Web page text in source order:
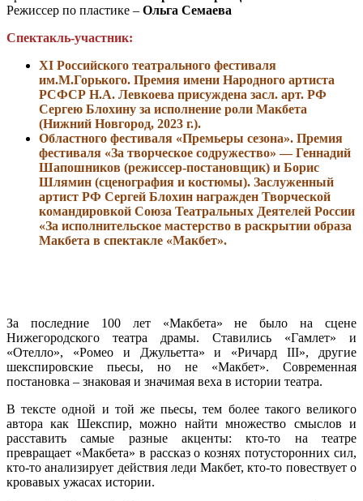
Режиссер по пластике – Ольга Семаева
Спектакль-участник:
ХI Российского театрального фестиваля
им.М.Горького. Премия имени Народного артиста
РСФСР Н.А. Левкоева присуждена засл. арт. РФ
Сергею Блохину за исполнение роли Макбета
(Нижний Новгород, 2023 г.).
Областного фестиваля «Премьеры сезона». Премия
фестиваля «За творческое содружество» — Геннадий
Шапошников (режиссер-постановщик) и Борис
Шлямин (сценография и костюмы). Заслуженный
артист РФ Сергей Блохин награжден Творческой
командировкой Союза Театральных Деятелей России
«За исполнительское мастерство в раскрытии образа
Макбета в спектакле «Макбет».
За последние 100 лет «Макбета» не было на сцене
Нижегородского театра драмы. Ставились «Гамлет» и
«Отелло», «Ромео и Джульетта» и «Ричард III», другие
шекспировские пьесы, но не «Макбет». Современная
постановка – знаковая и значимая веха в истории театра.
В тексте одной и той же пьесы, тем более такого великого
автора как Шекспир, можно найти множество смыслов и
расставить самые разные акценты: кто-то на театре
превращает «Макбета» в рассказ о кознях потусторонних сил,
кто-то анализирует действия леди Макбет, кто-то повествует о
кровавых ужасах истории.